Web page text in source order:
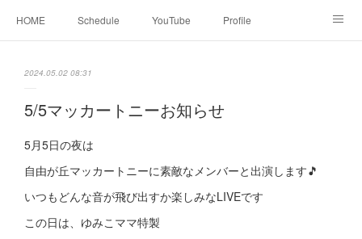
HOME Schedule YouTube Profile
2024.05.02 08:31
5/5マッカートニーお知らせ
5月5日の夜は
自由が丘マッカートニーに素敵なメンバーと出演します🎵
いつもどんな音が飛び出すか楽しみなLIVEです
この日は、ゆみこママ特製